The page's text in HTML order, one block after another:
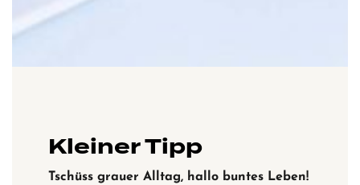
Kleiner Tipp
Tschüss grauer Alltag, hallo buntes Leben!